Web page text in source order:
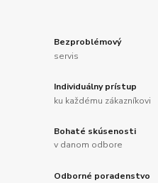
Bezproblémový
servis
Individuálny prístup
ku každému zákazníkovi
Bohaté skúsenosti
v danom odbore
Odborné poradenstvo